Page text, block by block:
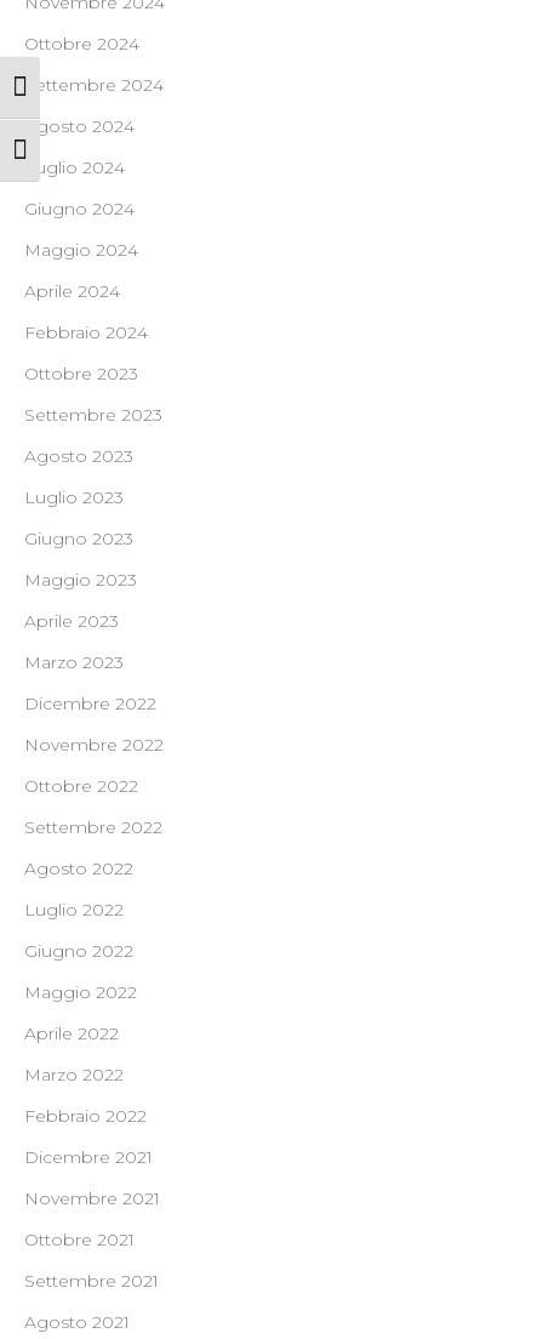
Attiva/disattiva alto contrasto
Attiva/disattiva dimensione testo
Ottobre 2024
Settembre 2024
Agosto 2024
Luglio 2024
Giugno 2024
Maggio 2024
Aprile 2024
Febbraio 2024
Ottobre 2023
Settembre 2023
Agosto 2023
Luglio 2023
Giugno 2023
Maggio 2023
Aprile 2023
Marzo 2023
Dicembre 2022
Novembre 2022
Ottobre 2022
Settembre 2022
Agosto 2022
Luglio 2022
Giugno 2022
Maggio 2022
Aprile 2022
Marzo 2022
Febbraio 2022
Dicembre 2021
Novembre 2021
Ottobre 2021
Settembre 2021
Agosto 2021